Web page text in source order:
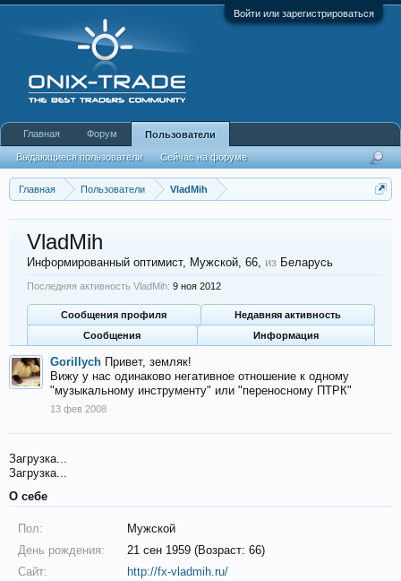
Войти или зарегистрироваться
Главная Пользователи VladMih
VladMih
Информированный оптимист, Мужской, 66, из Беларусь
Последняя активность VladMih: 9 ноя 2012
Сообщения профиля
Недавняя активность
Сообщения
Информация
Gorillych Привет, земляк!
Вижу у нас одинаково негативное отношение к одному
"музыкальному инструменту" или "переносному ПТРК"
13 фев 2008
Загрузка...
Загрузка...
О себе
Пол:
Мужской
День рождения:
21 сен 1959 (Возраст: 66)
Сайт:
http://fx-vladmih.ru/
Главная Форум Пользователи
Выдающиеся пользователи Сейчас на форуме
Недавняя активность Новые сообщения профиля